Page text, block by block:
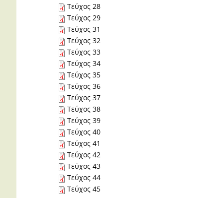
Τεύχος 28
Τεύχος 29
Τεύχος 31
Τεύχος 32
Τεύχος 33
Τεύχος 34
Τεύχος 35
Τεύχος 36
Τεύχος 37
Τεύχος 38
Τεύχος 39
Τεύχος 40
Τεύχος 41
Τεύχος 42
Τεύχος 43
Τεύχος 44
Τεύχος 45